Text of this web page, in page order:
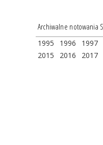
Archiwalne notowania
1995 1996 1997
2015
2016 2017